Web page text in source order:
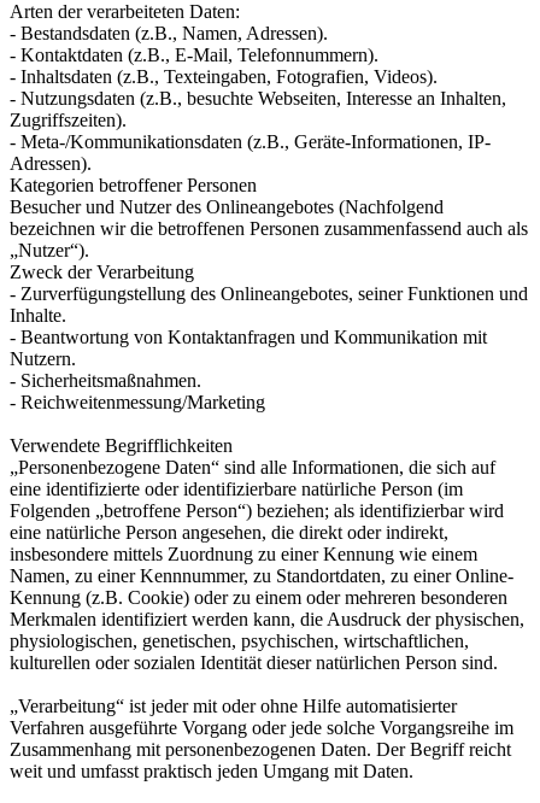
Arten der verarbeiteten Daten:
- Bestandsdaten (z.B., Namen, Adressen).
- Kontaktdaten (z.B., E-Mail, Telefonnummern).
- Inhaltsdaten (z.B., Texteingaben, Fotografien, Videos).
- Nutzungsdaten (z.B., besuchte Webseiten, Interesse an Inhalten,
Zugriffszeiten).
- Meta-/Kommunikationsdaten (z.B., Geräte-Informationen, IP-
Adressen).
Kategorien betroffener Personen
Besucher und Nutzer des Onlineangebotes (Nachfolgend
bezeichnen wir die betroffenen Personen zusammenfassend auch als
„Nutzer“).
Zweck der Verarbeitung
- Zurverfügungstellung des Onlineangebotes, seiner Funktionen und
Inhalte.
- Beantwortung von Kontaktanfragen und Kommunikation mit
Nutzern.
- Sicherheitsmaßnahmen.
- Reichweitenmessung/Marketing
Verwendete Begrifflichkeiten
„Personenbezogene Daten“ sind alle Informationen, die sich auf
eine identifizierte oder identifizierbare natürliche Person (im
Folgenden „betroffene Person“) beziehen; als identifizierbar wird
eine natürliche Person angesehen, die direkt oder indirekt,
insbesondere mittels Zuordnung zu einer Kennung wie einem
Namen, zu einer Kennnummer, zu Standortdaten, zu einer Online-
Kennung (z.B. Cookie) oder zu einem oder mehreren besonderen
Merkmalen identifiziert werden kann, die Ausdruck der physischen,
physiologischen, genetischen, psychischen, wirtschaftlichen,
kulturellen oder sozialen Identität dieser natürlichen Person sind.
„Verarbeitung“ ist jeder mit oder ohne Hilfe automatisierter
Verfahren ausgeführte Vorgang oder jede solche Vorgangsreihe im
Zusammenhang mit personenbezogenen Daten. Der Begriff reicht
weit und umfasst praktisch jeden Umgang mit Daten.